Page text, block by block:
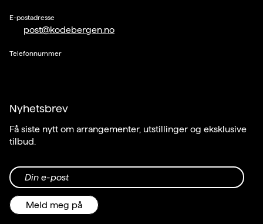
E-postadresse
post@kodebergen.no
Telefonnummer
Nyhetsbrev
Få siste nytt om arrangementer, utstillinger og eksklusive
tilbud.
Din e-post
Meld meg på